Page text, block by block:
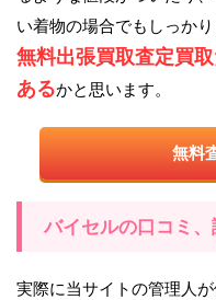
い着物の場合でもしっか
無料出張買取査定買
あるかと思います。
無料
バイセルの口コミ、
実際に当サイトの管理人